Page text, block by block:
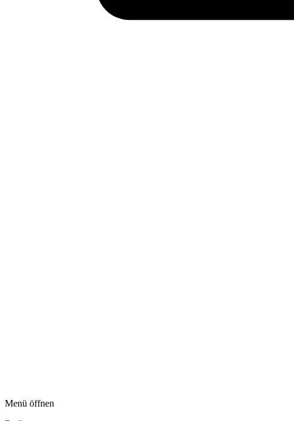
Menü öffnen